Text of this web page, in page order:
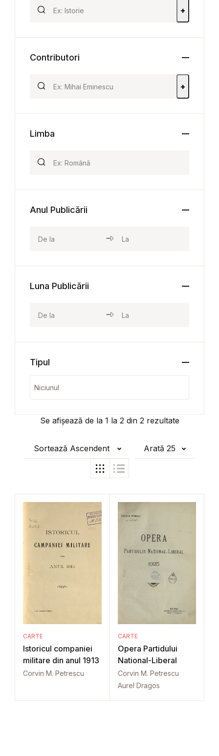
Se afișează de la 1 la 2din 2rezultate
Sortează Ascendent Arată 25
CARTE
Istoricul companiei
militare din anul 1913
Corvin M. Petrescu
CARTE
Opera Partidului
National-Liberal
Corvin M. Petrescu
Aurel Dragos
+
Contributori
+
Limba
Anul Publicării
Luna Publicării
Tipul